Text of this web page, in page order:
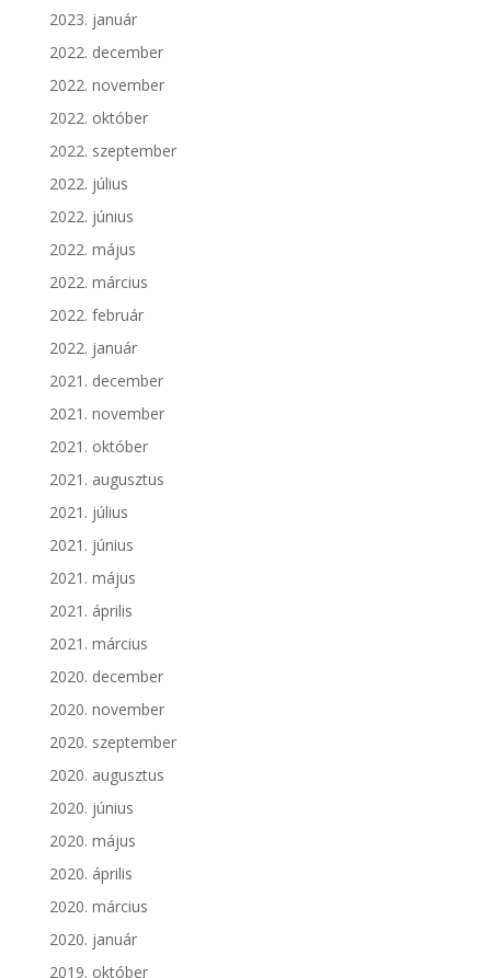
2023. január
2022. december
2022. november
2022. október
2022. szeptember
2022. július
2022. június
2022. május
2022. március
2022. február
2022. január
2021. december
2021. november
2021. október
2021. augusztus
2021. július
2021. június
2021. május
2021. április
2021. március
2020. december
2020. november
2020. szeptember
2020. augusztus
2020. június
2020. május
2020. április
2020. március
2020. január
2019. október